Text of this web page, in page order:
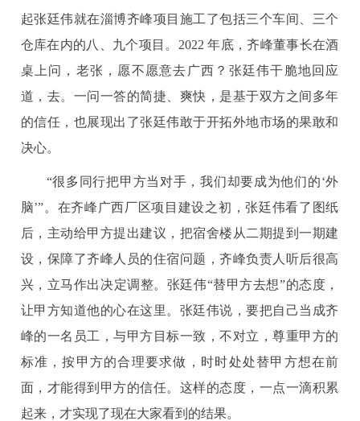
起张廷伟就在淄博齐峰项目施工了包括三个车间、三个
仓库在内的八、九个项目。2022 年底，齐峰董事长在酒
桌上问，老张，愿不愿意去广西？张廷伟干脆地回应
道，去。一问一答的简捷、爽快，是基于双方之间多年
的信任，也展现出了张廷伟敢于开拓外地市场的果敢和
决心。
“很多同行把甲方当对手，我们却要成为他们的‘外
脑’”。在齐峰广西厂区项目建设之初，张廷伟看了图纸
后，主动给甲方提出建议，把宿舍楼从二期提到一期建
设，保障了齐峰人员的住宿问题，齐峰负责人听后很高
兴，立马作出决定调整。张廷伟“替甲方去想”的态度，
让甲方知道他的心在这里。张廷伟说，要把自己当成齐
峰的一名员工，与甲方目标一致，不对立，尊重甲方的
标准，按甲方的合理要求做，时时处处替甲方想在前
面，才能得到甲方的信任。这样的态度，一点一滴积累
起来，才实现了现在大家看到的结果。